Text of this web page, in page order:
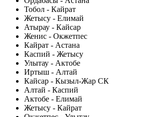
Тобол - Кайрат
Жетысу - Елимай
Атырау - Кайсар
Женис - Окжетпес
Кайрат - Астана
Каспий - Жетысу
Улытау - Актобе
Иртыш - Алтай
Кайсар - Кызыл-Жар СК
Алтай - Каспий
Актобе - Елимай
Жетысу - Кайрат